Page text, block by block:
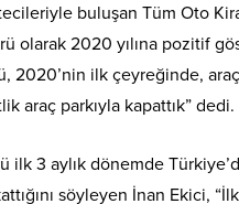
buluşan Tüm Oto
olarak 2020 yılına pozitif
2020’nin ilk çeyreğinde,
araç parkıyla kapattık” dedi.
ilk 3 aylık dönemde
söyleyen İnan Ekici,